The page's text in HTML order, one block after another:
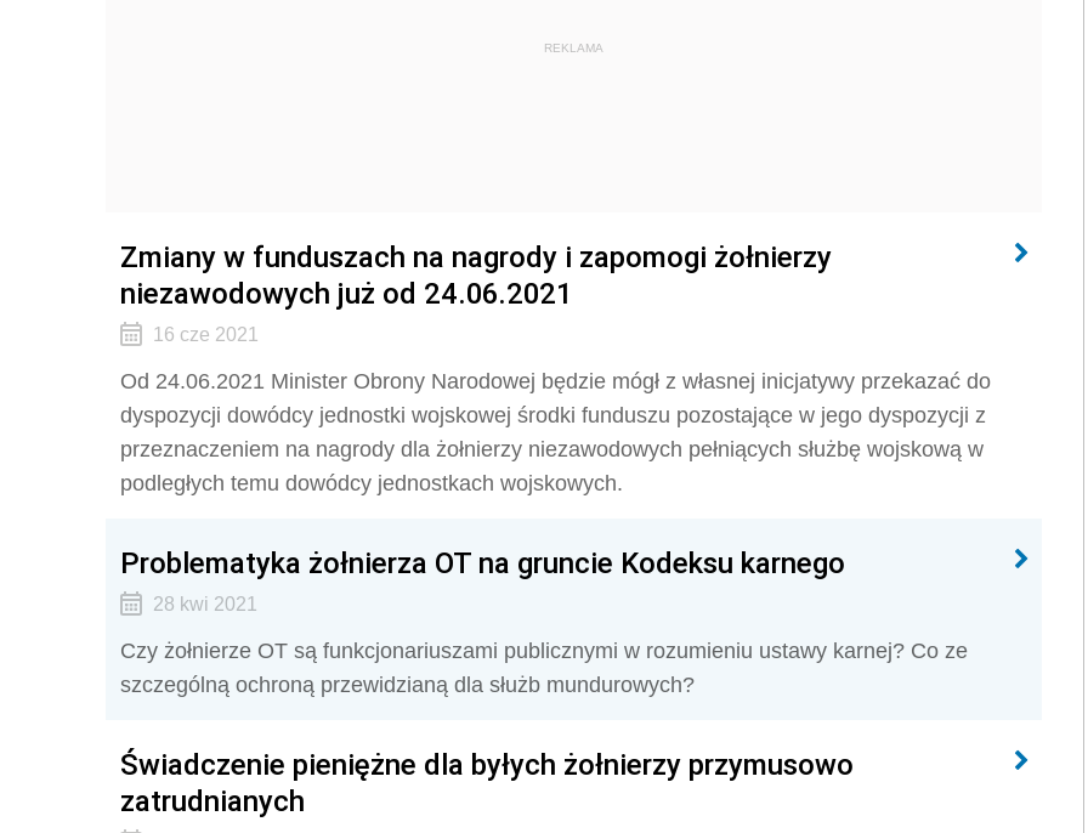
REKLAMA
Zmiany w funduszach na nagrody i zapomogi żołnierzy
niezawodowych już od 24.06.2021
16 cze 2021
Od 24.06.2021 Minister Obrony Narodowej będzie mógł z własnej inicjatywy przekazać do
dyspozycji dowódcy jednostki wojskowej środki funduszu pozostające w jego dyspozycji z
przeznaczeniem na nagrody dla żołnierzy niezawodowych pełniących służbę wojskową w
podległych temu dowódcy jednostkach wojskowych.
Problematyka żołnierza OT na gruncie Kodeksu karnego
28 kwi 2021
Czy żołnierze OT są funkcjonariuszami publicznymi w rozumieniu ustawy karnej? Co ze
szczególną ochroną przewidzianą dla służb mundurowych?
Świadczenie pieniężne dla byłych żołnierzy przymusowo
zatrudnianych